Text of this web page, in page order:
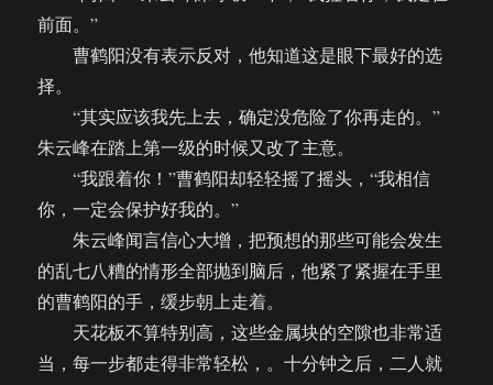
前面。”
曹鹤阳没有表示反对，他知道这是眼下最好的选
择。
“其实应该我先上去，确定没危险了你再走的。”
朱云峰在踏上第一级的时候又改了主意。
“我跟着你！”曹鹤阳却轻轻摇了摇头，“我相信
你，一定会保护好我的。”
朱云峰闻言信心大增，把预想的那些可能会发生
的乱七八糟的情形全部抛到脑后，他紧了紧握在手里
的曹鹤阳的手，缓步朝上走着。
天花板不算特别高，这些金属块的空隙也非常适
当，每一步都走得非常轻松，。十分钟之后，二人就